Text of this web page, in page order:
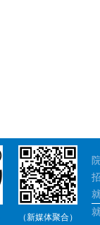
（新媒体聚合）